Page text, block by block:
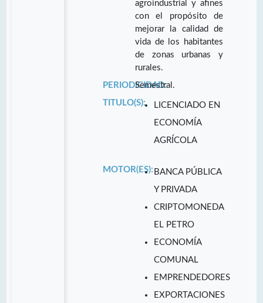
agroindustrial y afines
con el propósito de
mejorar la calidad de
vida de los habitantes
de zonas urbanas y
rurales.
PERIODICIDAD:
Semestral.
TITULO(S):
LICENCIADO EN
ECONOMÍA
AGRÍCOLA
MOTOR(ES): BANCA PÚBLICA
Y PRIVADA
CRIPTOMONEDA
EL PETRO
ECONOMÍA
COMUNAL
EMPRENDEDORES
EXPORTACIONES